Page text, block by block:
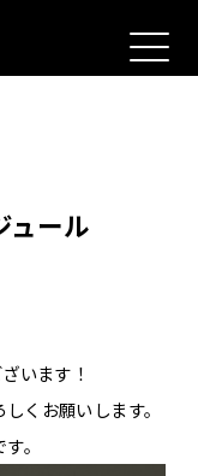
ュール
います！
くお願いします。
。